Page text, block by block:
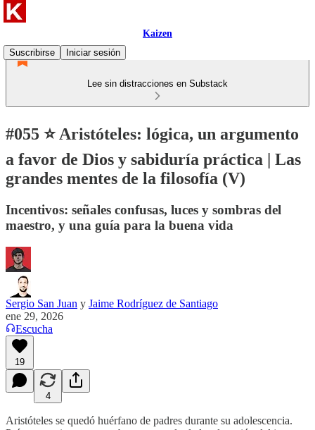
Kaizen
Suscribirse
Iniciar sesión
Lee sin distracciones en Substack
#055 ⭐ Aristóteles: lógica, un argumento
a favor de Dios y sabiduría práctica | Las
grandes mentes de la filosofía (V)
Incentivos: señales confusas, luces y sombras del
maestro, y una guía para la buena vida
Sergio San Juan y Jaime Rodríguez de Santiago
ene 29, 2026
Escucha
19
4
Aristóteles se quedó huérfano de padres durante su adolescencia.